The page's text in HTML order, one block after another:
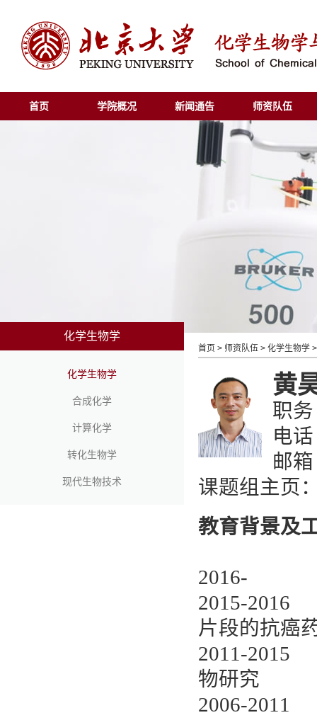
首页 学院概况 新闻通告 师资队伍
化学生物学
化学生物学
合成化学
计算化学
转化生物学
现代生物技术
首页 > 师资队伍 > 化学生物学
黄
职
电
邮
课题组主页
教育背景及
2016- 北
2015-2016
片段的抗癌
2011-
物研究
2006-